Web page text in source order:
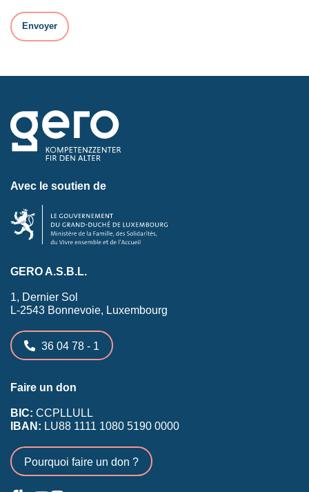
Avec le soutien de
GERO A.S.B.L.
1, Dernier Sol
L-2543 Bonnevoie, Luxembourg
36 04 78 - 1
Faire un don
BIC: CCPLLULL
IBAN: LU88 1111 1080 5190 0000
Pourquoi faire un don ?